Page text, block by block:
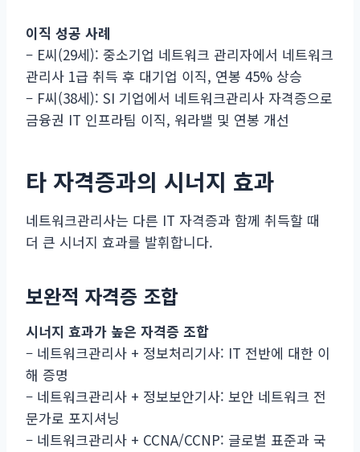
이직 성공 사례
– E씨(29세): 중소기업 네트워크 관리자에서 네트워크
관리사 1급 취득 후 대기업 이직, 연봉 45% 상승
– F씨(38세): SI 기업에서 네트워크관리사 자격증으로
금융권 IT 인프라팀 이직, 워라밸 및 연봉 개선
타 자격증과의 시너지 효과
네트워크관리사는 다른 IT 자격증과 함께 취득할 때
더 큰 시너지 효과를 발휘합니다.
보완적 자격증 조합
시너지 효과가 높은 자격증 조합
– 네트워크관리사 + 정보처리기사: IT 전반에 대한 이
해 증명
– 네트워크관리사 + 정보보안기사: 보안 네트워크 전
문가로 포지셔닝
– 네트워크관리사 + CCNA/CCNP: 글로벌 표준과 국